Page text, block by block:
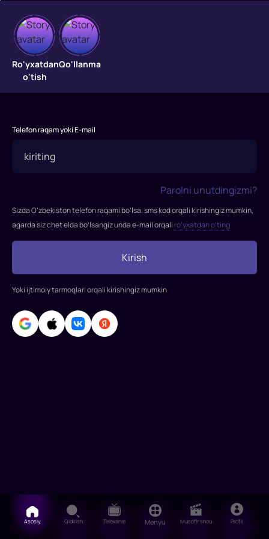
Eng
investitsiya
bilimga
Asoschilar
podcast
Ro'yxatdan
o'tish
Qo'llanma
Telefon raqam yoki E-mail
Parolni unutdingizmi?
Sizda O’zbekiston telefon raqami bo’lsa. sms kod orqali kirishingiz mumkin,
agarda siz chet elda bo’lsangiz unda e-mail orqali ro’yxatdan o’ting
Kirish
Yoki ijtimoiy tarmoqlari orqali kirishingiz mumkin
Asosiy Qidirish Telekanal Menyu Musofir shou Profil